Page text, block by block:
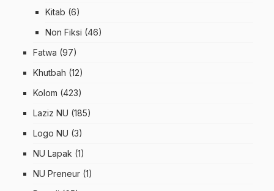
Kitab (6)
Non Fiksi (46)
Fatwa (97)
Khutbah (12)
Kolom (423)
Laziz NU (185)
Logo NU (3)
NU Lapak (1)
NU Preneur (1)